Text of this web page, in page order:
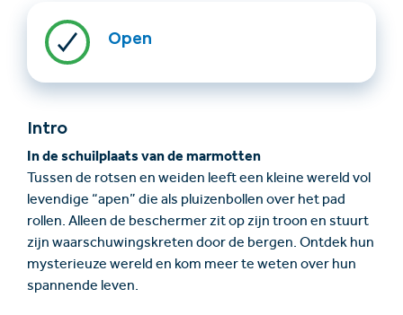
Accommodatie
vinden
info@serfaus-fiss-ladis.at
Open
Intro
In de schuilplaats van de marmotten
Tussen de rotsen en weiden leeft een kleine wereld vol
levendige “apen” die als pluizenbollen over het pad
rollen. Alleen de beschermer zit op zijn troon en stuurt
zijn waarschuwingskreten door de bergen. Ontdek hun
mysterieuze wereld en kom meer te weten over hun
spannende leven.